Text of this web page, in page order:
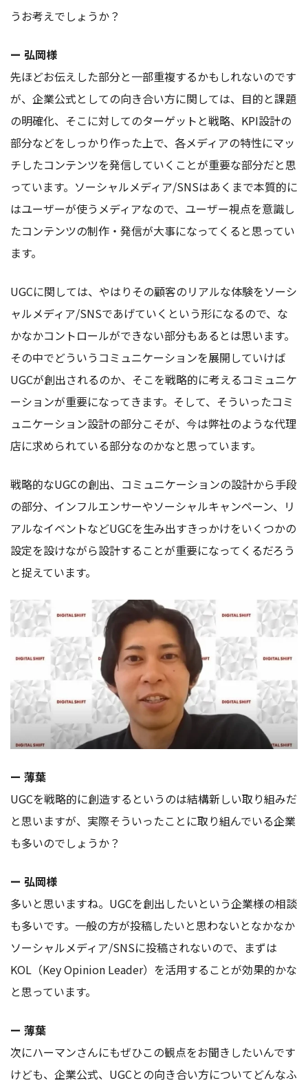
うお考えでしょうか？
ー 弘岡様
先ほどお伝えした部分と一部重複するかもしれないのです
が、企業公式としての向き合い方に関しては、目的と課題
の明確化、そこに対してのターゲットと戦略、KPI設計の
部分などをしっかり作った上で、各メディアの特性にマッ
チしたコンテンツを発信していくことが重要な部分だと思
っています。ソーシャルメディア/SNSはあくまで本質的に
はユーザーが使うメディアなので、ユーザー視点を意識し
たコンテンツの制作・発信が大事になってくると思ってい
ます。
UGCに関しては、やはりその顧客のリアルな体験をソーシ
ャルメディア/SNSであげていくという形になるので、な
かなかコントロールができない部分もあるとは思います。
その中でどういうコミュニケーションを展開していけば
UGCが創出されるのか、そこを戦略的に考えるコミュニケ
ーションが重要になってきます。そして、そういったコミ
ュニケーション設計の部分こそが、今は弊社のような代理
店に求められている部分なのかなと思っています。
戦略的なUGCの創出、コミュニケーションの設計から手段
の部分、インフルエンサーやソーシャルキャンペーン、リ
アルなイベントなどUGCを生み出すきっかけをいくつかの
設定を設けながら設計することが重要になってくるだろう
と捉えています。
ー 薄葉
UGCを戦略的に創造するというのは結構新しい取り組みだ
と思いますが、実際そういったことに取り組んでいる企業
も多いのでしょうか？
ー 弘岡様
多いと思いますね。UGCを創出したいという企業様の相談
も多いです。一般の方が投稿したいと思わないとなかなか
ソーシャルメディア/SNSに投稿されないので、まずは
KOL（Key Opinion Leader）を活用することが効果的かな
と思っています。
ー 薄葉
次にハーマンさんにもぜひこの観点をお聞きしたいんです
けども、企業公式、UGCとの向き合い方についてどんなふ